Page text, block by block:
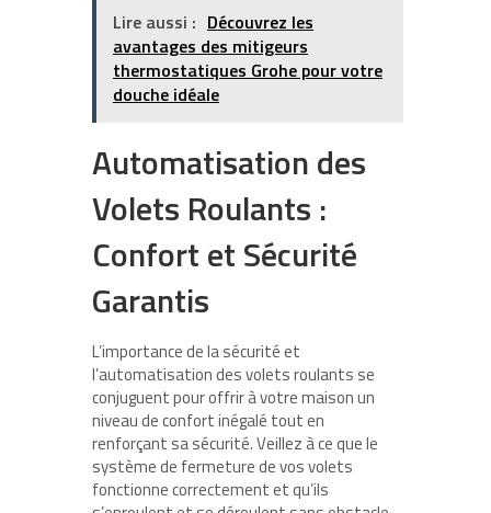
Lire aussi : Découvrez les
avantages des mitigeurs
thermostatiques Grohe pour votre
douche idéale
Automatisation des
Volets Roulants :
Confort et Sécurité
Garantis
L’importance de la sécurité et
l’automatisation des volets roulants se
conjuguent pour offrir à votre maison un
niveau de confort inégalé tout en
renforçant sa sécurité. Veillez à ce que le
système de fermeture de vos volets
fonctionne correctement et qu’ils